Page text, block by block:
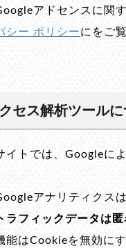
アドセンスに関
シー ポリシーにをご
セス解析ツール
イトでは、Googleに
アナリティクス
ラフィックデータは
能はCookieを無効に